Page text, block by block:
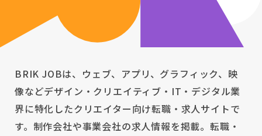
BRIK JOBは、ウェブ、アプリ、グラフィック、映
像などデザイン・クリエイティブ・IT・デジタル業
界に特化したクリエイター向け転職・求人サイトで
す。制作会社や事業会社の求人情報を掲載。転職・